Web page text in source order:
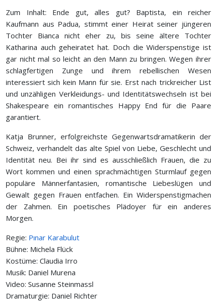
Zum Inhalt: Ende gut, alles gut? Baptista, ein reicher
Kaufmann aus Padua, stimmt einer Heirat seiner jüngeren
Tochter Bianca nicht eher zu, bis seine ältere Tochter
Katharina auch geheiratet hat. Doch die Widerspenstige ist
gar nicht mal so leicht an den Mann zu bringen. Wegen ihrer
schlagfertigen Zunge und ihrem rebellischen Wesen
interessiert sich kein Mann für sie. Erst nach trickreicher List
und unzähligen Verkleidungs- und Identitätswechseln ist bei
Shakespeare ein romantisches Happy End für die Paare
garantiert.
Katja Brunner, erfolgreichste Gegenwartsdramatikerin der
Schweiz, verhandelt das alte Spiel von Liebe, Geschlecht und
Identität neu. Bei ihr sind es ausschließlich Frauen, die zu
Wort kommen und einen sprachmächtigen Sturmlauf gegen
populäre Männerfantasien, romantische Liebeslügen und
Gewalt gegen Frauen entfachen. Ein Widerspenstigmachen
der Zahmen. Ein poetisches Plädoyer für ein anderes
Morgen.
Regie: Pınar Karabulut
Bühne: Michela Flück
Kostüme: Claudia Irro
Musik: Daniel Murena
Video: Susanne Steinmassl
Dramaturgie: Daniel Richter